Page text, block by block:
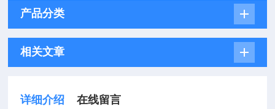
产品分类
相关文章
详细介绍 在线留言